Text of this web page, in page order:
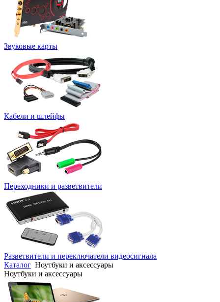
Звуковые карты
Кабели и шлейфы
Переходники и разветвители
Разветвители и переключатели видеосигнала
Каталог Ноутбуки и аксессуары
Ноутбуки и аксессуары